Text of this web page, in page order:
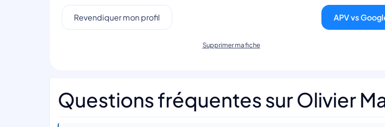
Revendiquer mon profil APV vs
Supprimer ma fiche
Questions fréquentes sur Olivier